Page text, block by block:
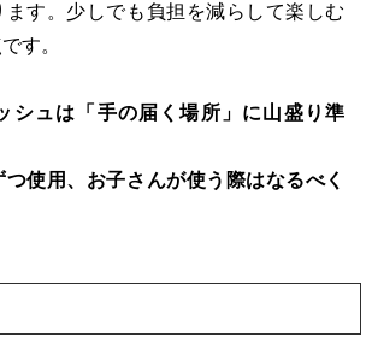
ます。少しでも負担を減らして楽しむ
す。
シュは「手の届く場所」に山盛り準
つ使用、お子さんが使う際はなるべく